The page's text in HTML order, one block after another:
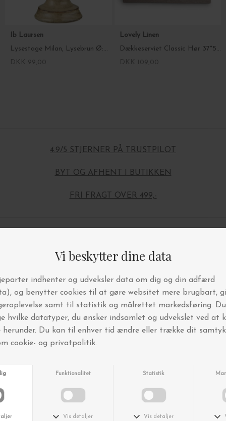
Ib Laursen
Lysestage Milan, Lysebrun Ø:9,3*19,5
Lovely Linen
Dækkeserviet Classic Hør 37*50 - Fl. farver
4.9/5 STJERNER PÅ TRUSTPILOT
BYT OG AFHENT I BUTIKKEN
FRI FRAGT OVER 499,-
Andre købte også